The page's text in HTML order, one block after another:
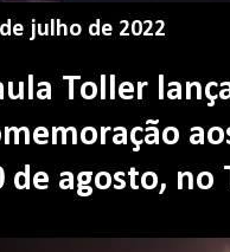
julho de 2022
Toller
de agosto,